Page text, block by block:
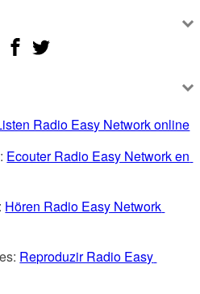
Radio Easy Network online
Ecouter Radio Easy Network en
Hören Radio Easy Network
Reproduzir Radio Easy